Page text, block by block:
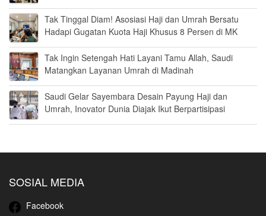
Tak Tinggal Diam! Asosiasi Haji dan Umrah Bersatu
Hadapi Gugatan Kuota Haji Khusus 8 Persen di MK
Tak Ingin Setengah Hati Layani Tamu Allah, Saudi
Matangkan Layanan Umrah di Madinah
Saudi Gelar Sayembara Desain Payung Haji dan
Umrah, Inovator Dunia Diajak Ikut Berpartisipasi
SOSIAL MEDIA
Facebook